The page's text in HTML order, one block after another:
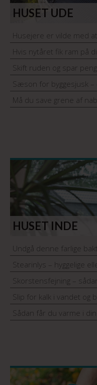
HUSET UDE
Husejere er vilde med
Hvis nytåret fik ram på
Skift ruden og spar
Sæson for byggesjusk
håndværker med
Må du save grene af
HUSET INDE
Undgå denne farlige
Stearinlys – hyggelige
Skorstensfejning –
Slip for kalk i vandet og
Sådan får du varme i